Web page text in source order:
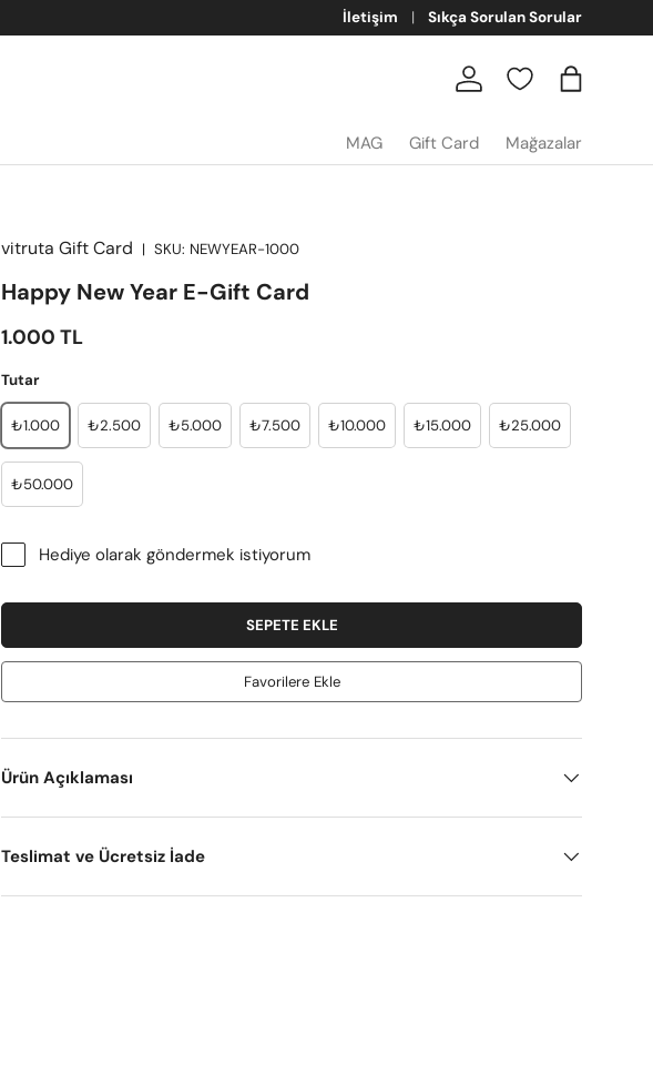
Summer Sale %50 İndirim - Yeni Eklenen Ürünlerİletişim Sıkça Sorulan Sorular
Giriş Sepet
MAG Gift Card Mağazalar
vitruta Gift Card |SKU: NEWYEAR-1000
Happy New Year E-Gift Card
Satış fiyatı
1.000 TL
Tutar
₺1.000 ₺2.500 ₺5.000 ₺7.500 ₺10.000 ₺15.000 ₺25.000
₺50.000
Hediye olarak göndermek istiyorum
SEPETE EKLE
Favorilere Ekle
Ürün Açıklaması
Teslimat ve Ücretsiz İade